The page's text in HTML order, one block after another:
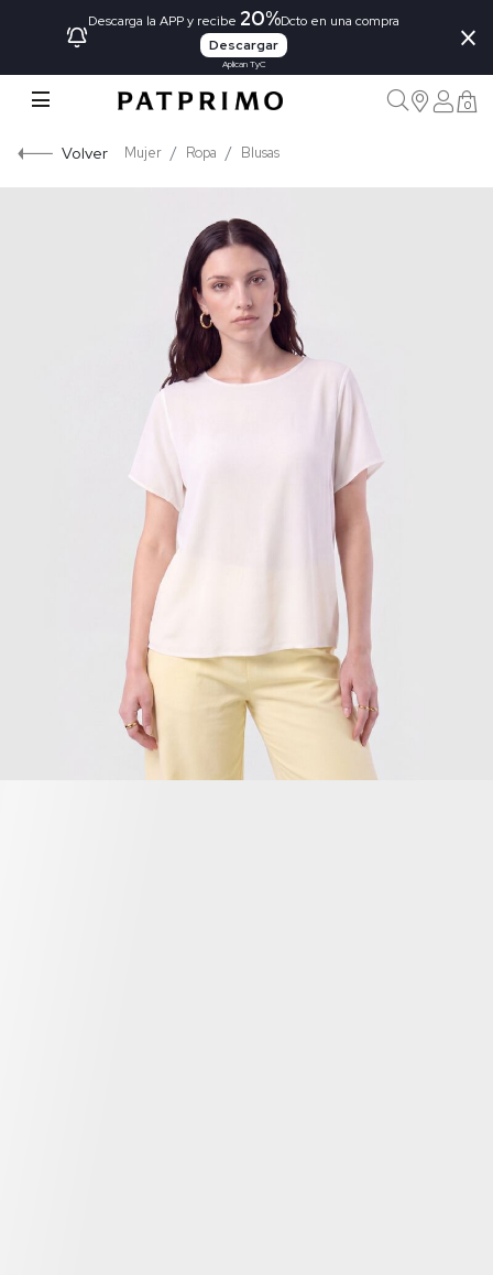
Descarga la APP y recibe 20%Dcto en una compra
Descargar
Aplican TyC
×
0
Volver Mujer Ropa Blusas